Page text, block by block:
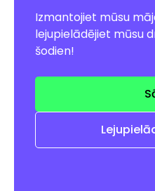
Izmantojiet mūsu
lejupielādējiet mūsu
šodien!